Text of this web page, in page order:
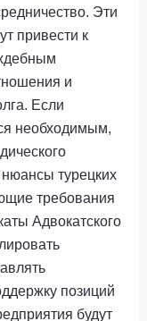
Эти
привести к
и
Если
необходимым,
турецких
требования
Адвокатского
позиций
будут